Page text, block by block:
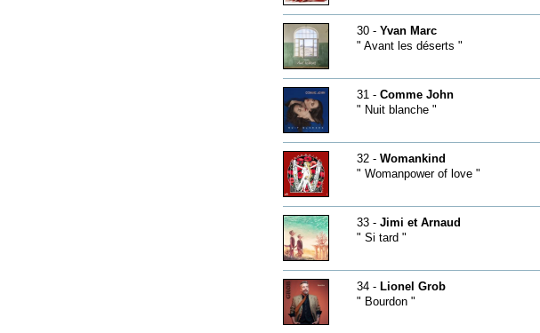
30 - Yvan Marc
" Avant les déserts "
31 - Comme John
" Nuit blanche "
32 - Womankind
" Womanpower of love "
33 - Jimi et Arnaud
" Si tard "
34 - Lionel Grob
" Bourdon "